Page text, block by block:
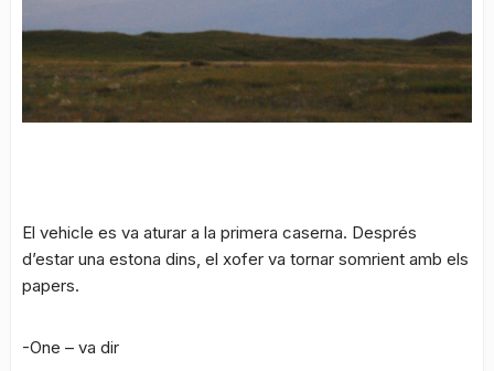
El vehicle es va aturar a la primera caserna. Després
d’estar una estona dins, el xofer va tornar somrient amb els
papers.
-One – va dir